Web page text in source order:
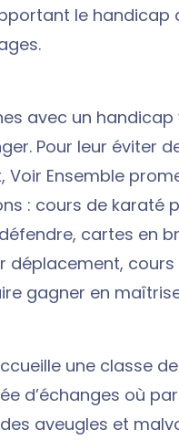
le handicap
avec un handicap
Pour leur éviter
Voir Ensemble
: cours de karaté
cartes en
déplacement, cours
gagner en
une classe de
d’échanges où
aveugles et